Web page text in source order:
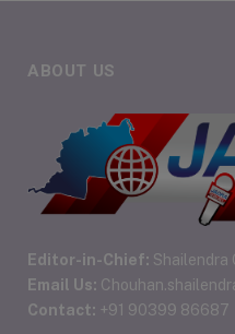
ABOUT US
Editor-in-Chief: Shailendra
Email Us:
Contact: +91 90399 86687